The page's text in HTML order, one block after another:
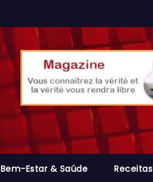
Bem-Estar & Saúde Receitas